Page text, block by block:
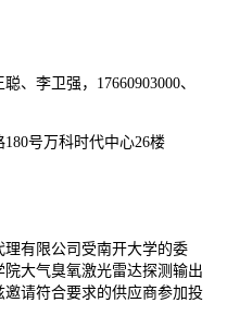
、李卫强， 17660903000、
180号万科时代中心26楼
有限公司受南开大学的委
大气臭氧激光雷达探测输出
请符合要求的供应商参加投